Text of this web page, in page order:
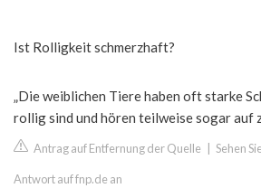
Ist Rolligkeit schmerzhaft?
„Die weiblichen Tiere haben oft starke
rollig sind und hören teilweise sogar auf
Antrag auf Entfernung der Quelle Sehen
Antwort auf fnp.de an